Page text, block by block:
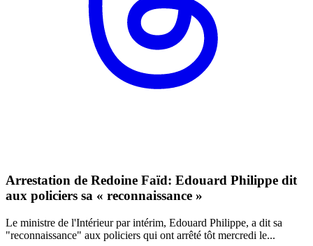
Arrestation de Redoine Faïd: Edouard Philippe dit
aux policiers sa « reconnaissance »
Le ministre de l'Intérieur par intérim, Edouard Philippe, a dit sa
"reconnaissance" aux policiers qui ont arrêté tôt mercredi le...